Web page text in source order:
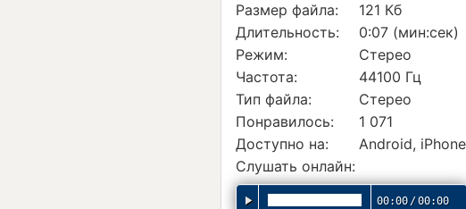
Размер файла:
121 Кб
Длительность:
0:07 (мин:сек)
Режим:
Стерео
Частота:
44100 Гц
Тип файла:
Стерео
Понравилось:
1 071
Доступно на:
Android,
Слушать онлайн:
00:00 /00:00